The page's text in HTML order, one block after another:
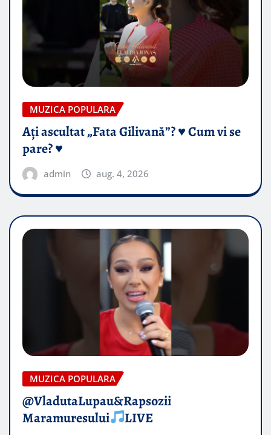
MUZICA POPULARA
Ați ascultat „Fata Gilivană”? ♥️ Cum vi se
pare? ♥️
admin aug. 4, 2026
MUZICA POPULARA
@VladutaLupau&Rapsozii
Maramuresului
LIVE